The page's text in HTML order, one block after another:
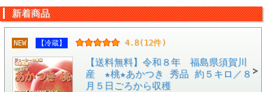
新着商品
NEW 【冷蔵】 4.8(12件)
【送料無料】令和８年 福島県須賀川
産 ★桃★あかつき 秀品 約５キロ／８
月５日ごろから収穫